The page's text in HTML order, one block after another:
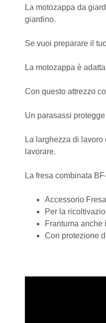
La motozappa da
giardino.
Se vuoi preparare il
La motozappa è
Con questo attrezzo
Un parasassi
La larghezza di lavoro
lavorare.
La fresa combinata
Accessorio
Per la
Frantuma
Con protezione